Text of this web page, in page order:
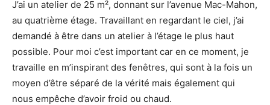
J’ai un atelier de 25 m², donnant sur l’avenue Mac-Mahon,
au quatrième étage. Travaillant en regardant le ciel, j’ai
demandé à être dans un atelier à l’étage le plus haut
possible. Pour moi c’est important car en ce moment, je
travaille en m’inspirant des fenêtres, qui sont à la fois un
moyen d’être séparé de la vérité mais également qui
nous empêche d’avoir froid ou chaud.